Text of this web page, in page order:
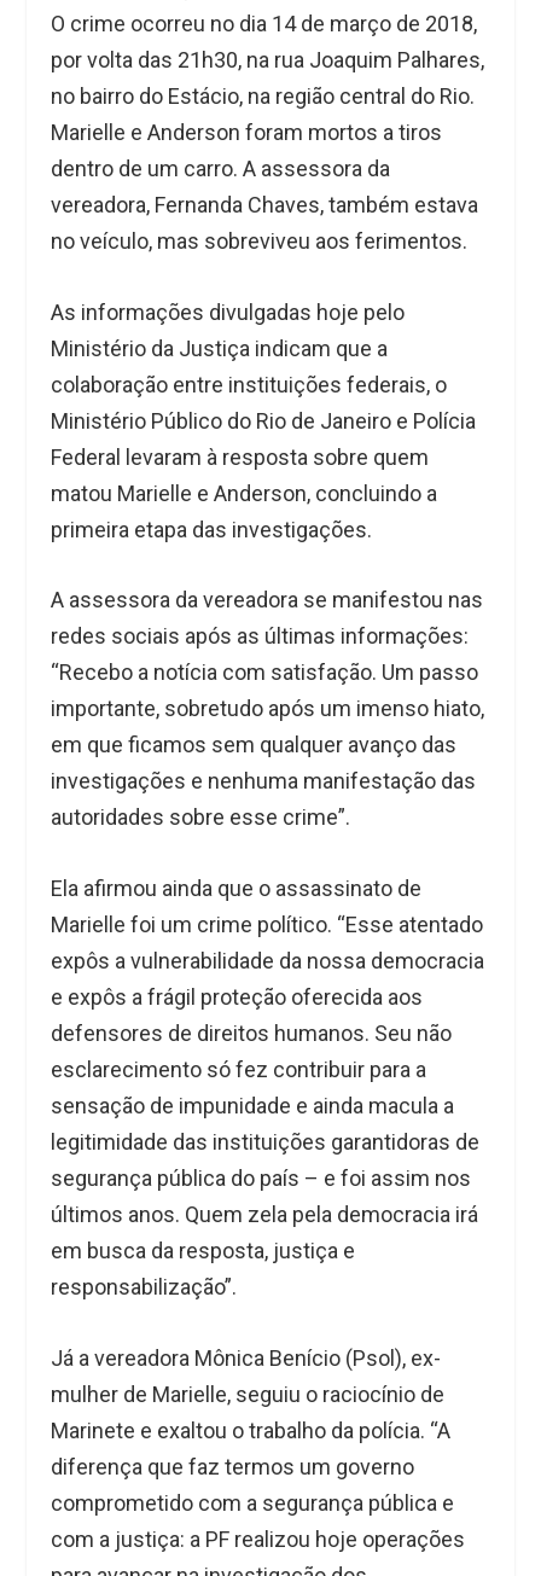
O crime ocorreu no dia 14 de março de 2018,
por volta das 21h30, na rua Joaquim Palhares,
no bairro do Estácio, na região central do Rio.
Marielle e Anderson foram mortos a tiros
dentro de um carro. A assessora da
vereadora, Fernanda Chaves, também estava
no veículo, mas sobreviveu aos ferimentos.
As informações divulgadas hoje pelo
Ministério da Justiça indicam que a
colaboração entre instituições federais, o
Ministério Público do Rio de Janeiro e Polícia
Federal levaram à resposta sobre quem
matou Marielle e Anderson, concluindo a
primeira etapa das investigações.
A assessora da vereadora se manifestou nas
redes sociais após as últimas informações:
“Recebo a notícia com satisfação. Um passo
importante, sobretudo após um imenso hiato,
em que ficamos sem qualquer avanço das
investigações e nenhuma manifestação das
autoridades sobre esse crime”.
Ela afirmou ainda que o assassinato de
Marielle foi um crime político. “Esse atentado
expôs a vulnerabilidade da nossa democracia
e expôs a frágil proteção oferecida aos
defensores de direitos humanos. Seu não
esclarecimento só fez contribuir para a
sensação de impunidade e ainda macula a
legitimidade das instituições garantidoras de
segurança pública do país – e foi assim nos
últimos anos. Quem zela pela democracia irá
em busca da resposta, justiça e
responsabilização”.
Já a vereadora Mônica Benício (Psol), ex-
mulher de Marielle, seguiu o raciocínio de
Marinete e exaltou o trabalho da polícia. “A
diferença que faz termos um governo
comprometido com a segurança pública e
com a justiça: a PF realizou hoje operações